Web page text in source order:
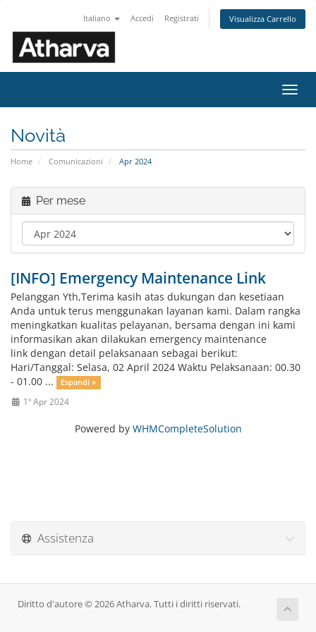
Italiano Accedi Registrati Visualizza Carrello
Attiva
Novità
Home Comunicazioni Apr 2024
Per mese
[INFO] Emergency Maintenance Link
Pelanggan Yth,Terima kasih atas dukungan dan kesetiaan
Anda untuk terus menggunakan layanan kami. Dalam rangka
meningkatkan kualitas pelayanan, bersama dengan ini kami
informasikan akan dilakukan emergency maintenance
link dengan detail pelaksanaan sebagai berikut:
Hari/Tanggal: Selasa, 02 April 2024 Waktu Pelaksanaan: 00.30
- 01.00 ...
Espandi »
1º Apr 2024
Powered by WHMCompleteSolution
Assistenza
Diritto d'autore © 2026 Atharva. Tutti i diritti riservati.